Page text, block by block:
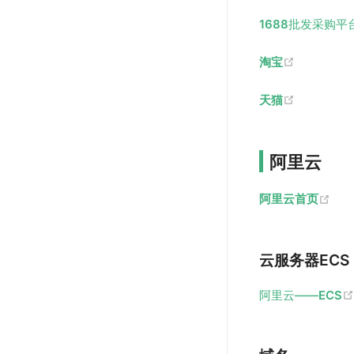
1688批发采购平
淘宝
天猫
阿里云
阿里云首页
云服务器ECS
阿里云——ECS